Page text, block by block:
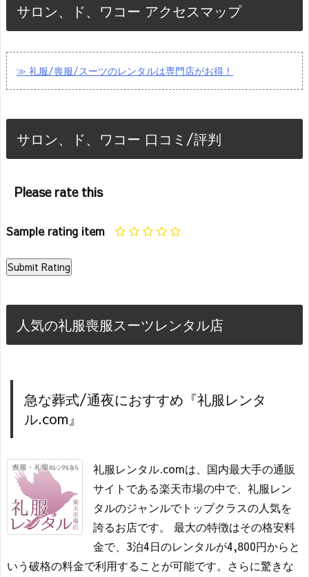
サロン、ド、ワコー アクセスマップ
≫ 礼服/喪服/スーツのレンタルは専門店がお得！
サロン、ド、ワコー 口コミ/評判
Please rate this
Sample rating item
人気の礼服喪服スーツレンタル店
急な葬式/通夜におすすめ『礼服レンタ
ル.com』
礼服レンタル.comは、国内最大手の通販
サイトである楽天市場の中で、礼服レン
タルのジャンルでトップクラスの人気を
誇るお店です。 最大の特徴はその格安料
金で、3泊4日のレンタルが4,800円からと
いう破格の料金で利用することが可能です。さらに驚きな